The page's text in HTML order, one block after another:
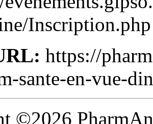
Inscription.php
https://
sante-en-vue-
©2026